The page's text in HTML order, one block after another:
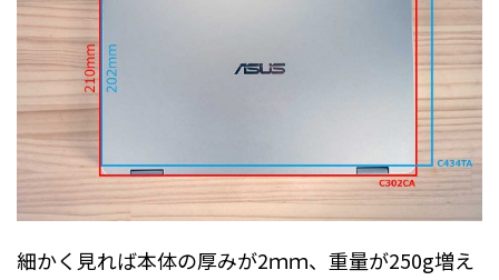
細かく見れば本体の厚みが2ｍｍ、重量が250g増え